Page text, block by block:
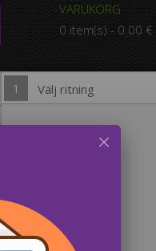
VARUKORG
0 item(s) - 0.00 €
1 Välj ritning
med flera